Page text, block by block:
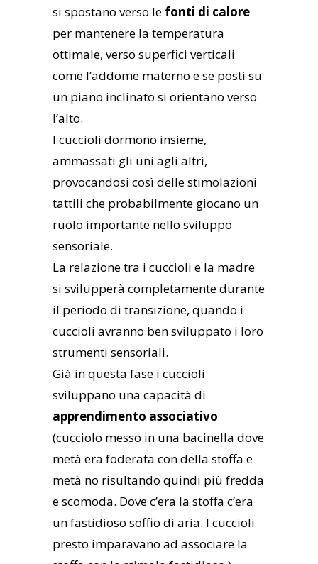
si spostano verso le fonti di calore
per mantenere la temperatura
ottimale, verso superfici verticali
come l’addome materno e se posti su
un piano inclinato si orientano verso
l’alto.
I cuccioli dormono insieme,
ammassati gli uni agli altri,
provocandosi così delle stimolazioni
tattili che probabilmente giocano un
ruolo importante nello sviluppo
sensoriale.
La relazione tra i cuccioli e la madre
si svilupperà completamente durante
il periodo di transizione, quando i
cuccioli avranno ben sviluppato i loro
strumenti sensoriali.
Già in questa fase i cuccioli
sviluppano una capacità di
apprendimento associativo
(cucciolo messo in una bacinella dove
metà era foderata con della stoffa e
metà no risultando quindi più fredda
e scomoda. Dove c’era la stoffa c’era
un fastidioso soffio di aria. I cuccioli
presto imparavano ad associare la